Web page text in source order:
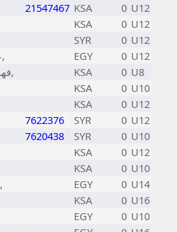
21547467 KSA 0 U12
KSA 0 U12
SYR 0 U12
عمار ضياء الدين محمد, EGY 0 U12
فهد عبدالرحمن الحقباني, KSA 0 U8
KSA 0 U10
KSA 0 U12
7622376 SYR 0 U12
7620438 SYR 0 U10
KSA 0 U12
KSA 0 U10
معاذ ضياء الدين محمد, EGY 0 U14
KSA 0 U16
EGY 0 U10